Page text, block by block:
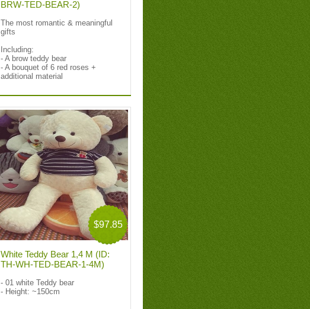
BRW-TED-BEAR-2)
The most romantic & meaningful
gifts
Including:
- A brow teddy bear
- A bouquet of 6 red roses +
additional material
$97.85
White Teddy Bear 1,4 M (ID:
TH-WH-TED-BEAR-1-4M)
- 01 white Teddy bear
- Height: ~150cm